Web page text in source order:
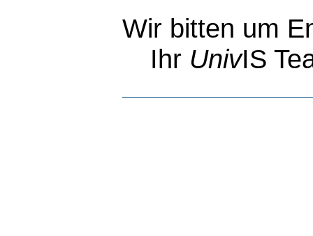
Wir bitten um
Ihr UnivIS